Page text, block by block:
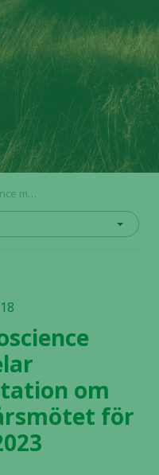
för AACR, 2023
om
för